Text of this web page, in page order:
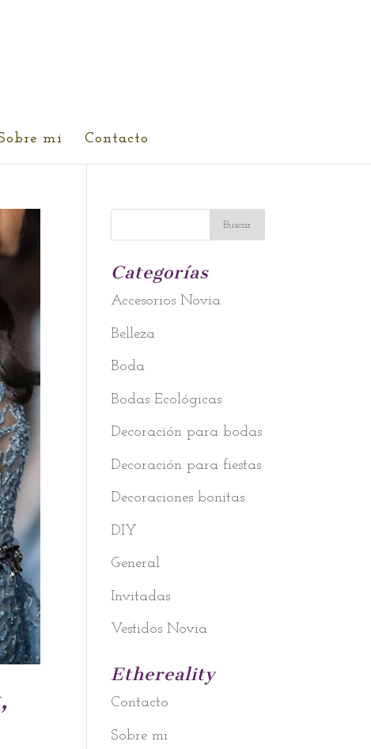
mi Contacto
Categorías
Accesorios Novia
Belleza
Boda
Bodas Ecológicas
Decoración para bodas
Decoración para fiestas
Decoraciones bonitas
DIY
General
Invitadas
Vestidos Novia
Ethereality
Contacto
Sobre mi